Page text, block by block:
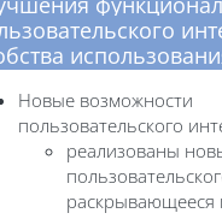
Новые возможности
пользовательского
реализованы
раскрывающееся